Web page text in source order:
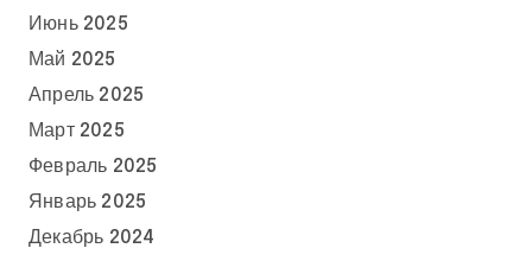
Июнь 2025
Май 2025
Апрель 2025
Март 2025
Февраль 2025
Январь 2025
Декабрь 2024